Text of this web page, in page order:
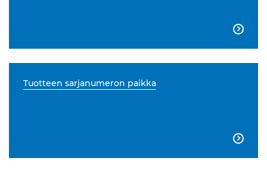

Tuotteen sarjanumeron paikka
